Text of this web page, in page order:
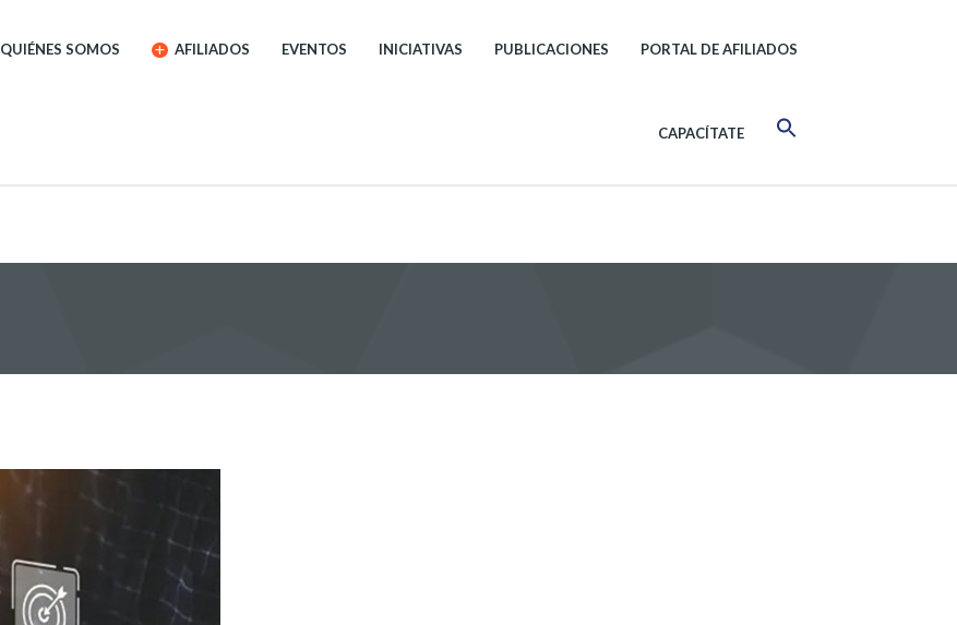
QUIÉNES SOMOS AFILIADOS EVENTOS INICIATIVAS PUBLICACIONES PORTAL DE AFILIADOS
CAPACÍTATE